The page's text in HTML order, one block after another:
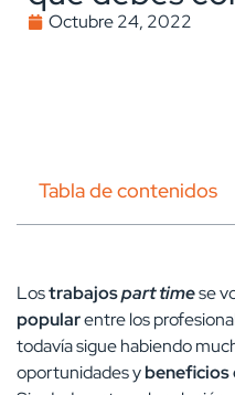
Octubre 24, 2022
Tabla de contenidos
Lostrabajospart timese
popularentre los
todavía sigue habiendo
oportunidades ybeneficios